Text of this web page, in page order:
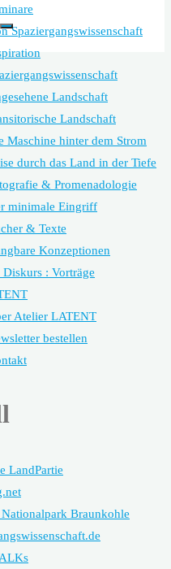
Search
Spaziergangswissenschaft
Landschaft
Landschaft
Maschine hinter dem Strom
durch das Land in der Tiefe
& Promenadologie
minimale Eingriff
& Texte
Konzeptionen
: Vorträge
Atelier LATENT
bestellen
LandPartie
Braunkohle